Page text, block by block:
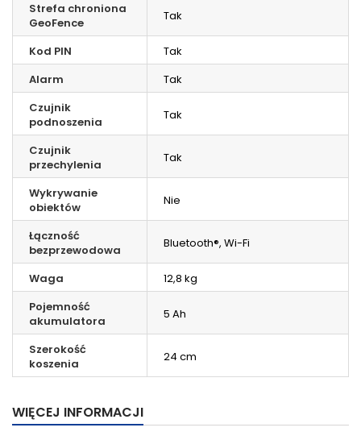
Strefa chroniona
GeoFence
Tak
Kod PIN
Tak
Alarm
Tak
Czujnik
podnoszenia
Tak
Czujnik
przechylenia
Tak
Wykrywanie
obiektów
Nie
Łączność
bezprzewodowa
Bluetooth®, Wi-Fi
Waga
12,8 kg
Pojemność
akumulatora
5 Ah
Szerokość
koszenia
24 cm
WIĘCEJ INFORMACJI